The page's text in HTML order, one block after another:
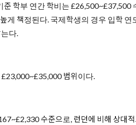
학부 연간 학비는 £26,500~£37,500
게 책정된다. 국제학생의 경우 입학
다.
범위이다.
수준으로, 런던에 비해 상대